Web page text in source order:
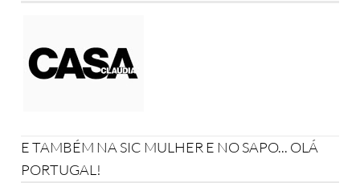
E TAMBÉM NA SIC MULHER E NO SAPO... OLÁ
PORTUGAL!